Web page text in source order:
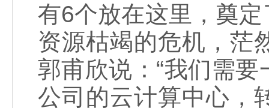
有6个放在这里，奠
资源枯竭的危机，茫
郭甫欣说：“我们需
公司的云计算中心，